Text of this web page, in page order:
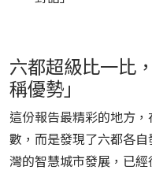
六都超級比一比
稱優勢」
這份報告最精彩的地方
數，而是發現了六都各
灣的智慧城市發展，已